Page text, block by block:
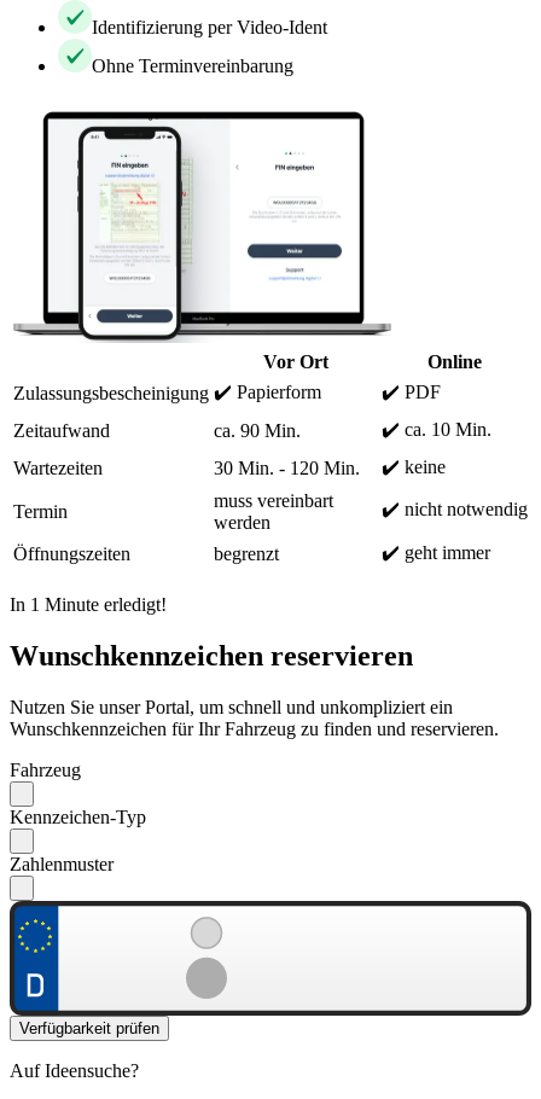
Identifizierung per Video-Ident
Ohne Terminvereinbarung
Vor Ort
Online
Zulassungsbescheinigung ✔️ Papierform
✔️ PDF
Zeitaufwand
ca. 90 Min.
✔️ ca. 10 Min.
Wartezeiten
30 Min. - 120 Min. ✔️ keine
Termin
muss vereinbart
werden
✔️ nicht notwendig
Öffnungszeiten begrenzt ✔️ geht immer
In 1 Minute erledigt!
Wunschkennzeichen reservieren
Nutzen Sie unser Portal, um schnell und unkompliziert ein
Wunschkennzeichen für Ihr Fahrzeug zu finden und reservieren.
Fahrzeug
Kennzeichen-Typ
Zahlenmuster
Verfügbarkeit prüfen
Auf Ideensuche?